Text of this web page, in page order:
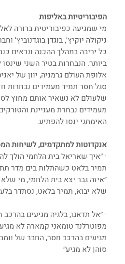
הפיבוריטיות באליפות
מי שמגיעה כפיבוריטית ברורה
ניקולה יוקיץ׳, בוגדן בוגדנוביץ׳
כל יריבה במהלך ההכנה ונראים
ביותר. הנבחרות בטיר השני
אלופת העולם גרמניה, יוון של
סגל חסר תמיד מעמידים נבחרות
שלעולם לא נשאיר אותם מחוץ
מעמידים נבחרת מעניינת
האימתני ינסו להפתיע.
אנקדוטות למתקדמים, לשיחות
· ״איך שאריאל בית הלחמי הולך
תמיר בלאט כשהתלות בים מדר
״איזה גבר יצא בית הלחמי, מי
שלא יבוא, תמיר בלאט, נסתדר
· ״אל תדאגו, בלגיה מגיעים
מפוטרלנד טומאני קמארה לא
מגיעים בהרכב חסר, החבר של
סוהן לא מגיע״